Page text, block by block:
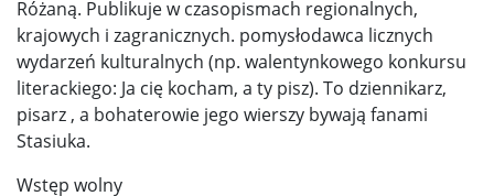
Różaną. Publikuje w czasopismach regionalnych,
krajowych i zagranicznych. pomysłodawca licznych
wydarzeń kulturalnych (np. walentynkowego konkursu
literackiego: Ja cię kocham, a ty pisz). To dziennikarz,
pisarz , a bohaterowie jego wierszy bywają fanami
Stasiuka.
Wstęp wolny